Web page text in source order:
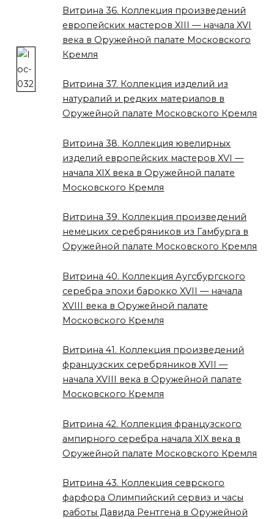
Витрина 36. Коллекция произведений
европейских мастеров XIII — начала XVI
века в Оружейной палате Московского
Кремля
Витрина 37. Коллекция изделий из
натуралий и редких материалов в
Оружейной палате Московского Кремля
Витрина 38. Коллекция ювелирных
изделий европейских мастеров XVI —
начала XIX века в Оружейной палате
Московского Кремля
Витрина 39. Коллекция произведений
немецких серебряников из Гамбурга в
Оружейной палате Московского Кремля
Витрина 40. Коллекция Аугсбургского
серебра эпохи барокко XVII — начала
XVIII века в Оружейной палате
Московского Кремля
Витрина 41. Коллекция произведений
французских серебряников XVII —
начала XVIII века в Оружейной палате
Московского Кремля
Витрина 42. Коллекция французского
ампирного серебра начала XIX века в
Оружейной палате Московского Кремля
Витрина 43. Коллекция севрского
фарфора Олимпийский сервиз и часы
работы Давида Рентгена в Оружейной